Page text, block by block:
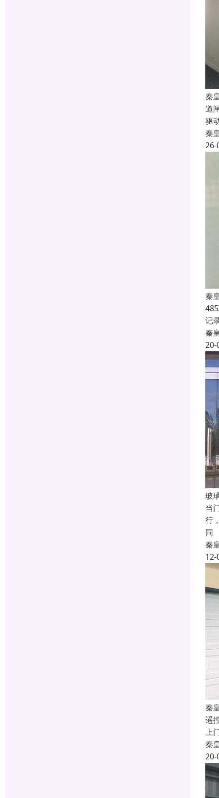
秦
道
驱
秦
26-
秦
记
秦
20-
玻
当
行
同
秦
12-
秦
遥
上
秦
20-